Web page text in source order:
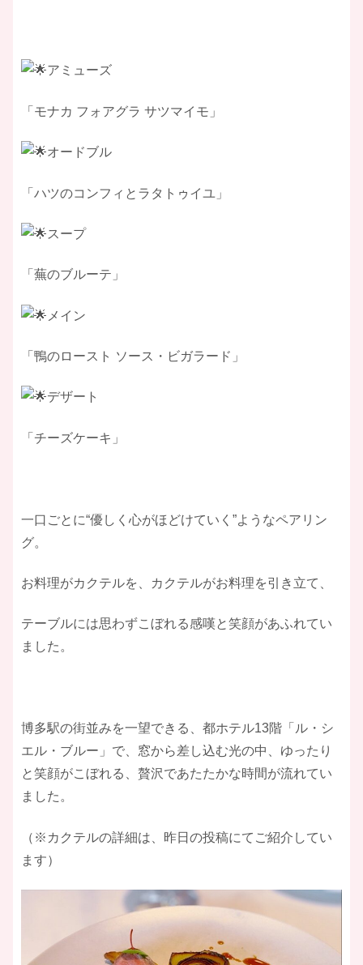
アミューズ
「モナカ フォアグラ サツマイモ」
オードブル
「ハツのコンフィとラタトゥイユ」
スープ
「蕪のブルーテ」
メイン
「鴨のロースト ソース・ビガラード」
デザート
「チーズケーキ」
一口ごとに“優しく心がほどけていく”ようなペアリン
グ。
お料理がカクテルを、カクテルがお料理を引き立て、
テーブルには思わずこぼれる感嘆と笑顔があふれてい
ました。
博多駅の街並みを一望できる、都ホテル13階「ル・シ
エル・ブルー」で、窓から差し込む光の中、ゆったり
と笑顔がこぼれる、贅沢であたたかな時間が流れてい
ました。
（※カクテルの詳細は、昨日の投稿にてご紹介してい
ます）